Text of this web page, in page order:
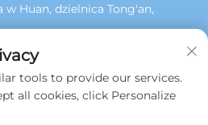
Huan, dzielnica Tong'an,
+86 13215929911
protected]
tools to provide our services.
all cookies, click Personalize